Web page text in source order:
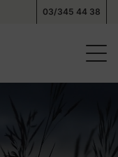
03/345 44 38